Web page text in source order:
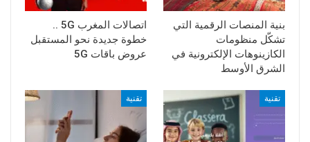
بنية المنصات الرقمية التي
تشكّل منظومات
الكازينوهات الإلكترونية في
الشرق الأوسط
اتصالات المغرب 5G ..
خطوة جديدة نحو المستقبل
عروض باقات 5G
تقنية تقنية